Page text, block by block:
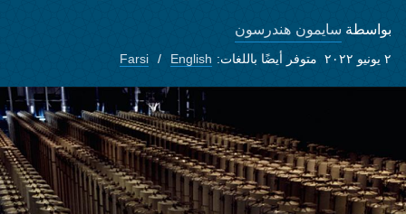
بواسطة سايمون هندرسون
٢ يونيو ٢٠٢٢ متوفر أيضًا باللغات: English
Farsi